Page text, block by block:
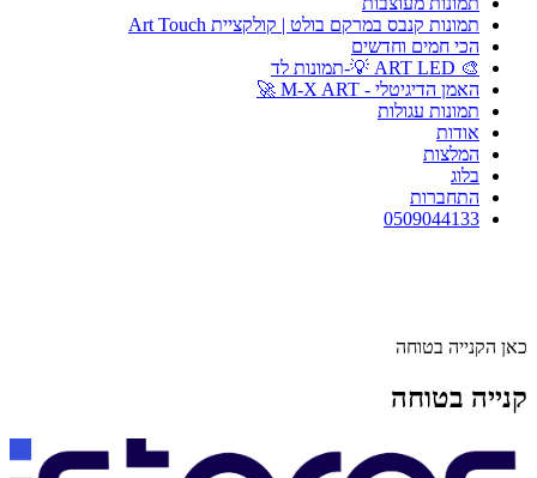
תמונות קנבס במרקם בולט | קולקציית Art Touch
הכי חמים וחדשים
🎨 ART LED 💡-תמונות לד
האמן הדיגיטלי - M-X ART 🚀
תמונות עגולות
אודות
המלצות
בלוג
התחברות
0509044133
כאן הקנייה בטוחה
קנייה בטוחה